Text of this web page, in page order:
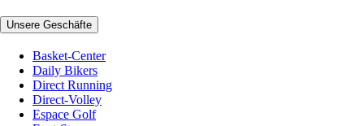
Unsere Geschäfte
Basket-Center
Daily Bikers
Direct Running
Direct-Volley
Espace Golf